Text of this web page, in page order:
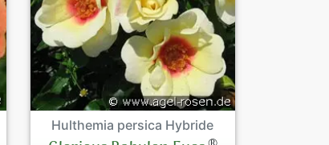
Hulthemia persica Hybride